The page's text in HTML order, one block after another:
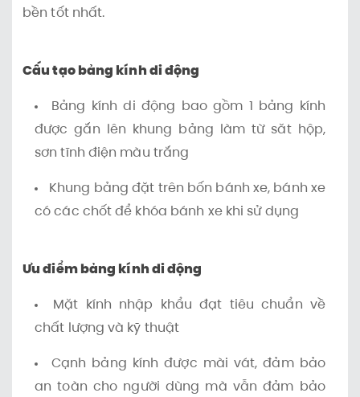
bền tốt nhất.
Cấu tạo bảng kính di động
Bảng kính di động bao gồm 1 bảng kính
được gắn lên khung bảng làm từ săt hộp,
sơn tĩnh điện màu trắng
Khung bảng đặt trên bốn bánh xe, bánh xe
có các chốt để khóa bánh xe khi sử dụng
Ưu điểm bảng kính di động
Mặt kính nhập khẩu đạt tiêu chuẩn về
chất lượng và kỹ thuật
Cạnh bảng kính được mài vát, đảm bảo
an toàn cho người dùng mà vẫn đảm bảo